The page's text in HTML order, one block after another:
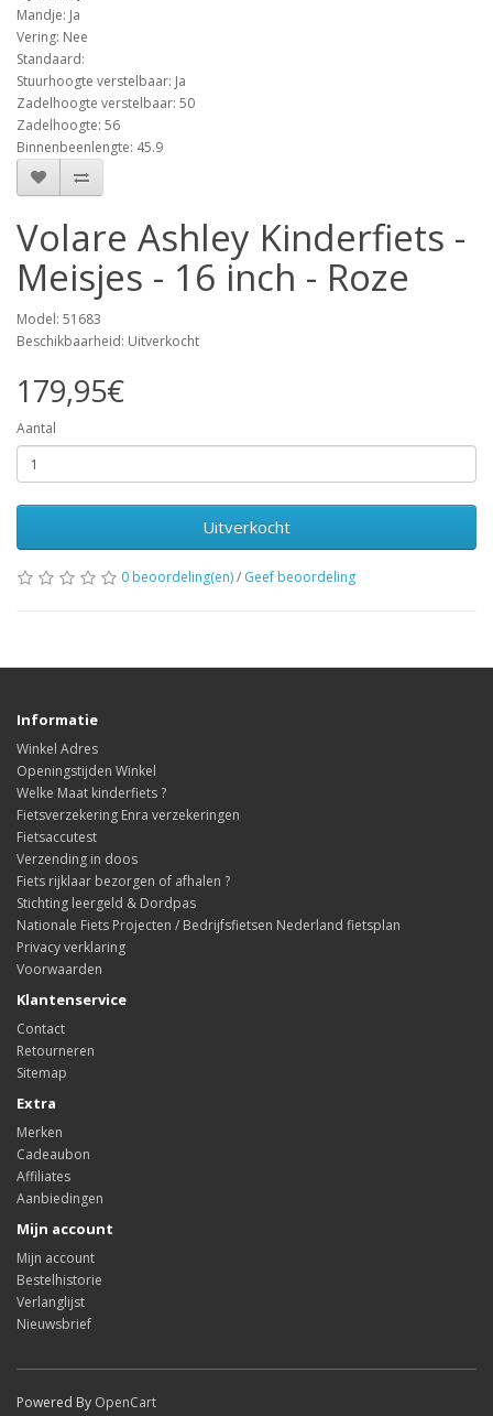
Mandje: Ja
Vering: Nee
Standaard:
Stuurhoogte verstelbaar: Ja
Zadelhoogte verstelbaar: 50
Zadelhoogte: 56
Binnenbeenlengte: 45.9
Volare Ashley Kinderfiets -
Meisjes - 16 inch - Roze
Model: 51683
Beschikbaarheid: Uitverkocht
179,95€
Aantal
Uitverkocht
0 beoordeling(en)/ Geef beoordeling
Informatie
Winkel Adres
Openingstijden Winkel
Welke Maat kinderfiets ?
Fietsverzekering Enra verzekeringen
Fietsaccutest
Verzending in doos
Fiets rijklaar bezorgen of afhalen ?
Stichting leergeld & Dordpas
Nationale Fiets Projecten / Bedrijfsfietsen Nederland fietsplan
Privacy verklaring
Voorwaarden
Klantenservice
Contact
Retourneren
Sitemap
Extra
Merken
Cadeaubon
Affiliates
Aanbiedingen
Mijn account
Mijn account
Bestelhistorie
Verlanglijst
Nieuwsbrief
Powered By OpenCart